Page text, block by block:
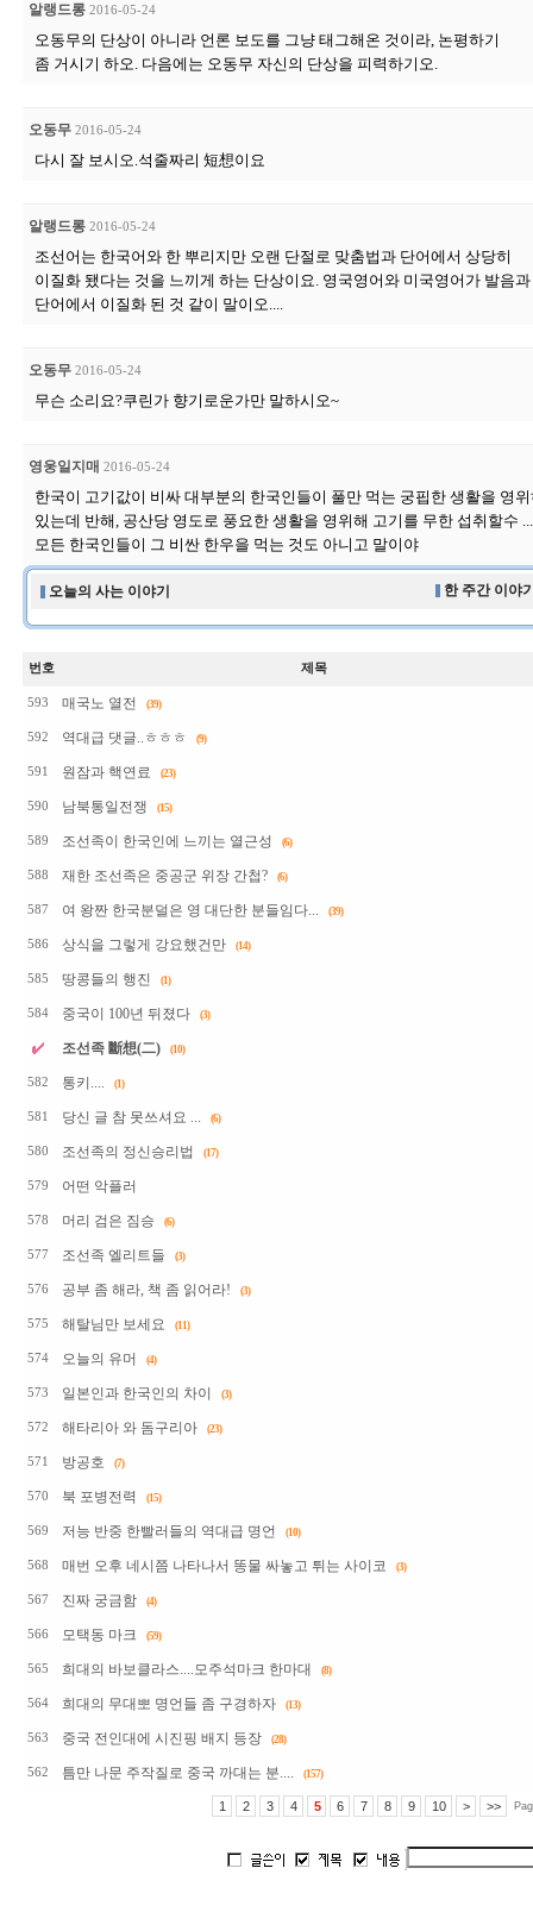
알랭드롱 2016-05-24
오동무의 단상이 아니라 언론 보도를 그냥 태그해온 것이라, 논평하기
좀 거시기 하오. 다음에는 오동무 자신의 단상을 피력하기오.
오동무 2016-05-24
다시 잘 보시오.석줄짜리 短想이요
알랭드롱 2016-05-24
조선어는 한국어와 한 뿌리지만 오랜 단절로 맞춤법과 단어에서 상당히
이질화 됐다는 것을 느끼게 하는 단상이요. 영국영어와 미국영어가 발음과
단어에서 이질화 된 것 같이 말이오....
오동무 2016-05-24
무슨 소리요?쿠린가 향기로운가만 말하시오~
영웅일지매 2016-05-24
한국이 고기값이 비싸 대부분의 한국인들이 풀만 먹는 궁핍한 생활을 영
있는데 반해, 공산당 영도로 풍요한 생활을 영위해 고기를 무한 섭취할수
모든 한국인들이 그 비싼 한우을 먹는 것도 아니고 말이야
오늘의 사는 이야기 한 주간 이야
번호 제목
593 매국노 열전 (39)
592 역대급 댓글..ㅎㅎㅎ (9)
591 원잠과 핵연료 (23)
590 남북통일전쟁 (15)
589 조선족이 한국인에 느끼는 열근성 (6)
588 재한 조선족은 중공군 위장 간첩? (6)
587 여 왕짠 한국분덜은 영 대단한 분들임다... (39)
586 상식을 그렇게 강요했건만 (14)
585 땅콩들의 행진 (1)
584 중국이 100년 뒤졌다 (3)
조선족 斷想(二) (10)
582 통키.... (1)
581 당신 글 참 못쓰셔요 ... (6)
580 조선족의 정신승리법 (17)
579 어떤 악플러
578 머리 검은 짐승 (6)
577 조선족 엘리트들 (3)
576 공부 좀 해라, 책 좀 읽어라! (3)
575 해탈님만 보세요 (11)
574 오늘의 유머 (4)
573 일본인과 한국인의 차이 (3)
572 해타리아 와 돔구리아 (23)
571 방공호 (7)
570 북 포병전력 (15)
569 저능 반중 한빨러들의 역대급 명언 (10)
568 매번 오후 네시쯤 나타나서 똥물 싸놓고 튀는 사이코 (3)
567 진짜 궁금함 (4)
566 모택동 마크 (59)
565 희대의 바보클라스....모주석마크 한마대 (8)
564 희대의 무대뽀 명언들 좀 구경하자 (13)
563 중국 전인대에 시진핑 배지 등장 (28)
562 틈만 나문 주작질로 중국 까대는 분.... (157)
1 2 3 4 5 6 7 8 9 10 > >>